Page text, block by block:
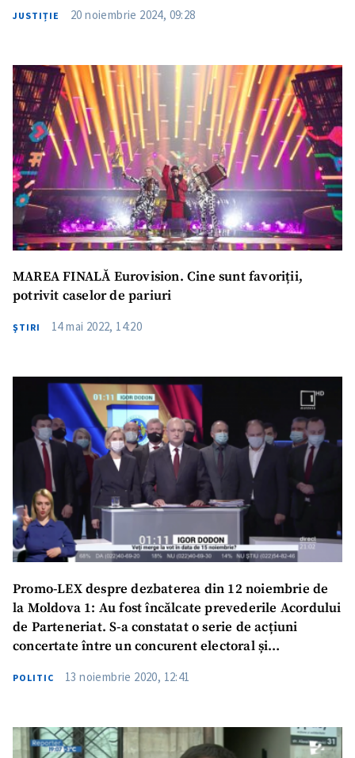
JUSTIȚIE 20 noiembrie 2024, 09:28
MAREA FINALĂ Eurovision. Cine sunt favoriții,
potrivit caselor de pariuri
ŞTIRI 14 mai 2022, 14:20
Promo-LEX despre dezbaterea din 12 noiembrie de
la Moldova 1: Au fost încălcate prevederile Acordului
de Parteneriat. S-a constatat o serie de acțiuni
concertate între un concurent electoral și
POLITIC 13 noiembrie 2020, 12:41